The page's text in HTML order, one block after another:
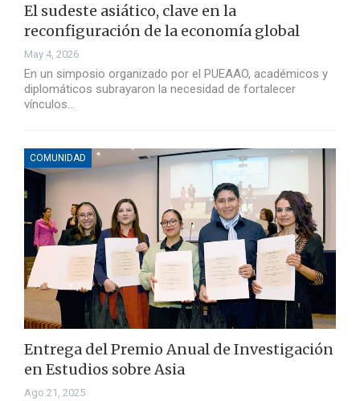
El sudeste asiático, clave en la
reconfiguración de la economía global
May 4, 2026
En un simposio organizado por el PUEAAO, académicos y
diplomáticos subrayaron la necesidad de fortalecer
vínculos…
COMUNIDAD
Entrega del Premio Anual de Investigación
en Estudios sobre Asia
Ago 21, 2025